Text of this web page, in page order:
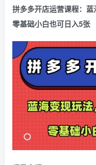
拼多多开店运营课程：蓝
零基础小白也可日入5张